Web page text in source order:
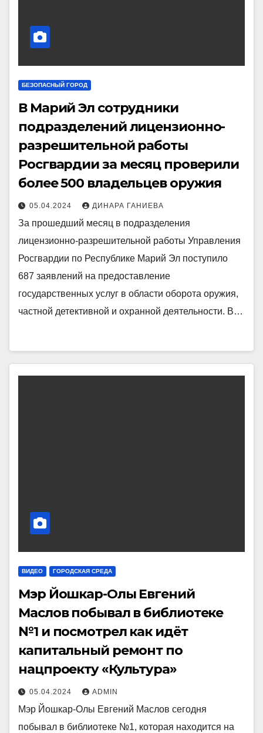
БЕЗОПАСНЫЙ ГОРОД
В Марий Эл сотрудники
подразделений лицензионно-
разрешительной работы
Росгвардии за месяц проверили
более 500 владельцев оружия
05.04.2024 ДИНАРА ГАНИЕВА
За прошедший месяц в подразделения
лицензионно-разрешительной работы Управления
Росгвардии по Республике Марий Эл поступило
687 заявлений на предоставление
государственных услуг в области оборота оружия,
частной детективной и охранной деятельности. В…
ВИДЕО ГОРОДСКАЯ СРЕДА
Мэр Йошкар-Олы Евгений
Маслов побывал в библиотеке
№1 и посмотрел как идёт
капитальный ремонт по
нацпроекту «Культура»
05.04.2024 ADMIN
Мэр Йошкар-Олы Евгений Маслов сегодня
побывал в библиотеке №1, которая находится на